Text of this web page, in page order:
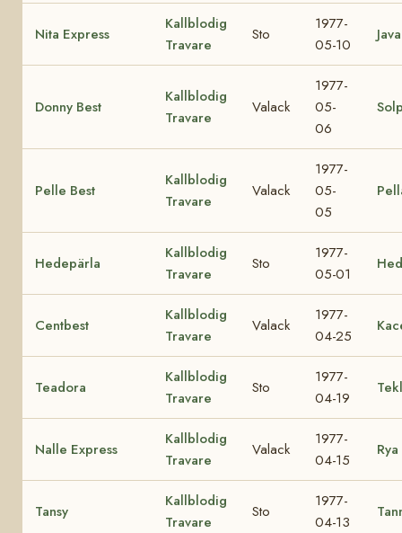
Nita Express
Kallblodig
Travare
Sto
1977-
05-10
Donny Best
Kallblodig
Travare
Valack
1977-
05-
06
Pelle Best
Kallblodig
Travare
Valack
1977-
05-
05
Hedepärla
Kallblodig
Travare
Sto
1977-
05-01
Centbest
Kallblodig
Travare
Valack
1977-
04-25
Teadora
Kallblodig
Travare
Sto
1977-
04-19
Nalle Express
Kallblodig
Travare
Valack
1977-
04-15
Tansy
Kallblodig
Travare
Sto
1977-
04-13